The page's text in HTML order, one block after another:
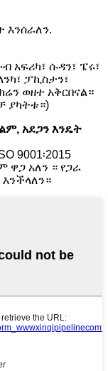
እንሰራለን.
አፍሪካ፣ ሱዳን፣ ፔሩ፣
ፓኪስታን፣
ወዘተ አቅርበናል።
ያካትቱ።)
አደጋን እንዴት
9001፡2015
አለን ። የጋራ